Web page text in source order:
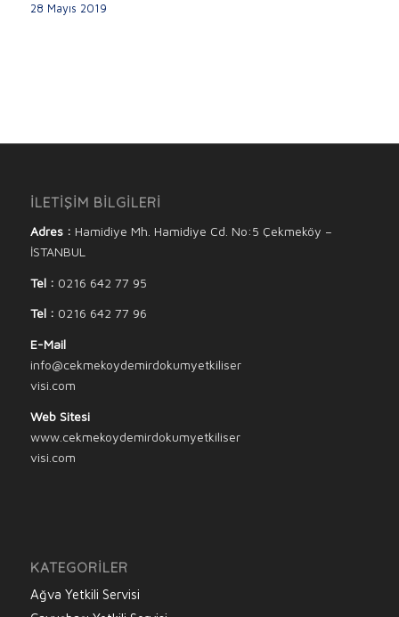
28 Mayıs 2019
İLETİŞİM BİLGİLERİ
Adres : Hamidiye Mh. Hamidiye Cd. No:5 Çekmeköy –
İSTANBUL
Tel : 0216 642 77 95
Tel : 0216 642 77 96
E-Mail
info@cekmekoydemirdokumyetkiliser
visi.com
Web Sitesi
www.cekmekoydemirdokumyetkiliser
visi.com
KATEGORILER
Ağva Yetkili Servisi